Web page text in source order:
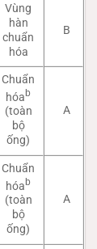
Vùng
hàn
chuẩn
hóa
B
Chuẩn
hóab
(toàn
bộ
ống)
A
Chuẩn
hóab
(toàn
bộ
ống)
A